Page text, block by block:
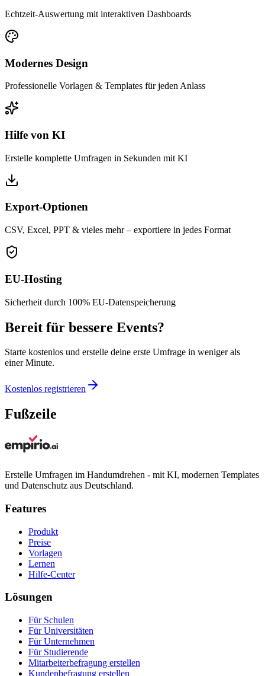
Echtzeit-Auswertung mit interaktiven Dashboards
Modernes Design
Professionelle Vorlagen & Templates für jeden Anlass
Hilfe von KI
Erstelle komplette Umfragen in Sekunden mit KI
Export-Optionen
CSV, Excel, PPT & vieles mehr – exportiere in jedes Format
EU-Hosting
Sicherheit durch 100% EU-Datenspeicherung
Bereit für bessere Events?
Starte kostenlos und erstelle deine erste Umfrage in weniger als
einer Minute.
Kostenlos registrieren
Fußzeile
Erstelle Umfragen im Handumdrehen - mit KI, modernen Templates
und Datenschutz aus Deutschland.
Features
Produkt
Preise
Vorlagen
Lernen
Hilfe-Center
Lösungen
Für Schulen
Für Universitäten
Für Unternehmen
Für Studierende
Mitarbeiterbefragung erstellen
Kundenbefragung erstellen